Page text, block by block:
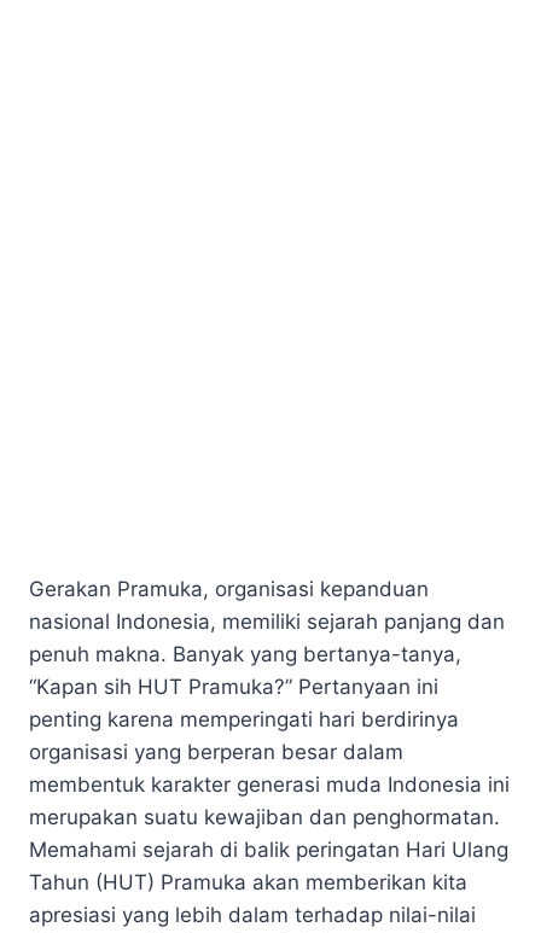
Gerakan Pramuka, organisasi kepanduan
nasional Indonesia, memiliki sejarah panjang dan
penuh makna. Banyak yang bertanya-tanya,
“Kapan sih HUT Pramuka?” Pertanyaan ini
penting karena memperingati hari berdirinya
organisasi yang berperan besar dalam
membentuk karakter generasi muda Indonesia ini
merupakan suatu kewajiban dan penghormatan.
Memahami sejarah di balik peringatan Hari Ulang
Tahun (HUT) Pramuka akan memberikan kita
apresiasi yang lebih dalam terhadap nilai-nilai